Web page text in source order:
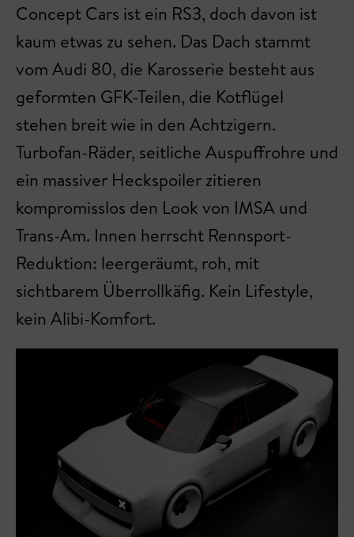
Concept Cars ist ein RS3, doch davon ist
kaum etwas zu sehen. Das Dach stammt
vom Audi 80, die Karosserie besteht aus
geformten GFK-Teilen, die Kotflügel
stehen breit wie in den Achtzigern.
Turbofan-Räder, seitliche Auspuffrohre und
ein massiver Heckspoiler zitieren
kompromisslos den Look von IMSA und
Trans-Am. Innen herrscht Rennsport-
Reduktion: leergeräumt, roh, mit
sichtbarem Überrollkäfig. Kein Lifestyle,
kein Alibi-Komfort.